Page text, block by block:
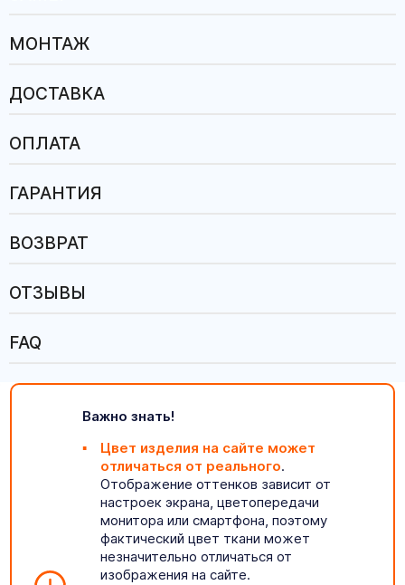
МОНТАЖ
ДОСТАВКА
ОПЛАТА
ГАРАНТИЯ
ВОЗВРАТ
ОТЗЫВЫ
FAQ
Важно знать!
Цвет изделия на сайте может
отличаться от реального.
Отображение оттенков зависит от
настроек экрана, цветопередачи
монитора или смартфона, поэтому
фактический цвет ткани может
незначительно отличаться от
изображения на сайте.